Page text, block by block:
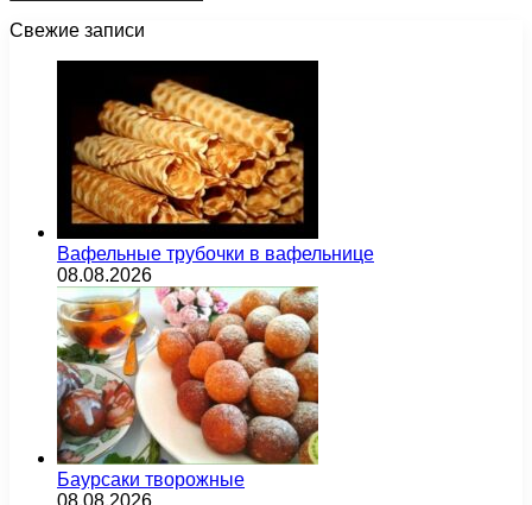
Свежие записи
Вафельные трубочки в вафельнице
08.08.2026
Баурсаки творожные